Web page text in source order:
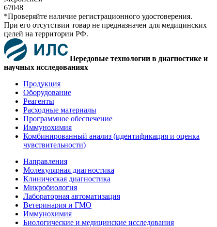
67048
*Проверяйте наличие регистрационного удостоверения.
При его отсутствии товар не предназначен для медицинских
целей на территории РФ.
Передовые технологии в диагностике и
научных исследованиях
Продукция
Оборудование
Реагенты
Расходные материалы
Программное обеспечение
Иммунохимия
Комбинированный анализ (идентификация и оценка
чувствительности)
Направления
Молекулярная диагностика
Клиническая диагностика
Микробиология
Лабораторная автоматизация
Ветеринария и ГМО
Иммунохимия
Биологические и медицинские исследования